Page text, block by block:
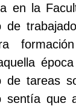
en la
de
formación
de tareas
sentía que